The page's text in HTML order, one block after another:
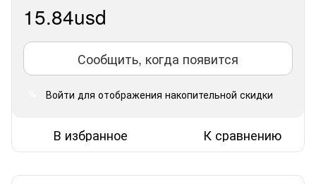
15.84usd
Сообщить, когда появится
Войти для отображения накопительной скидки
В избранное К сравнению